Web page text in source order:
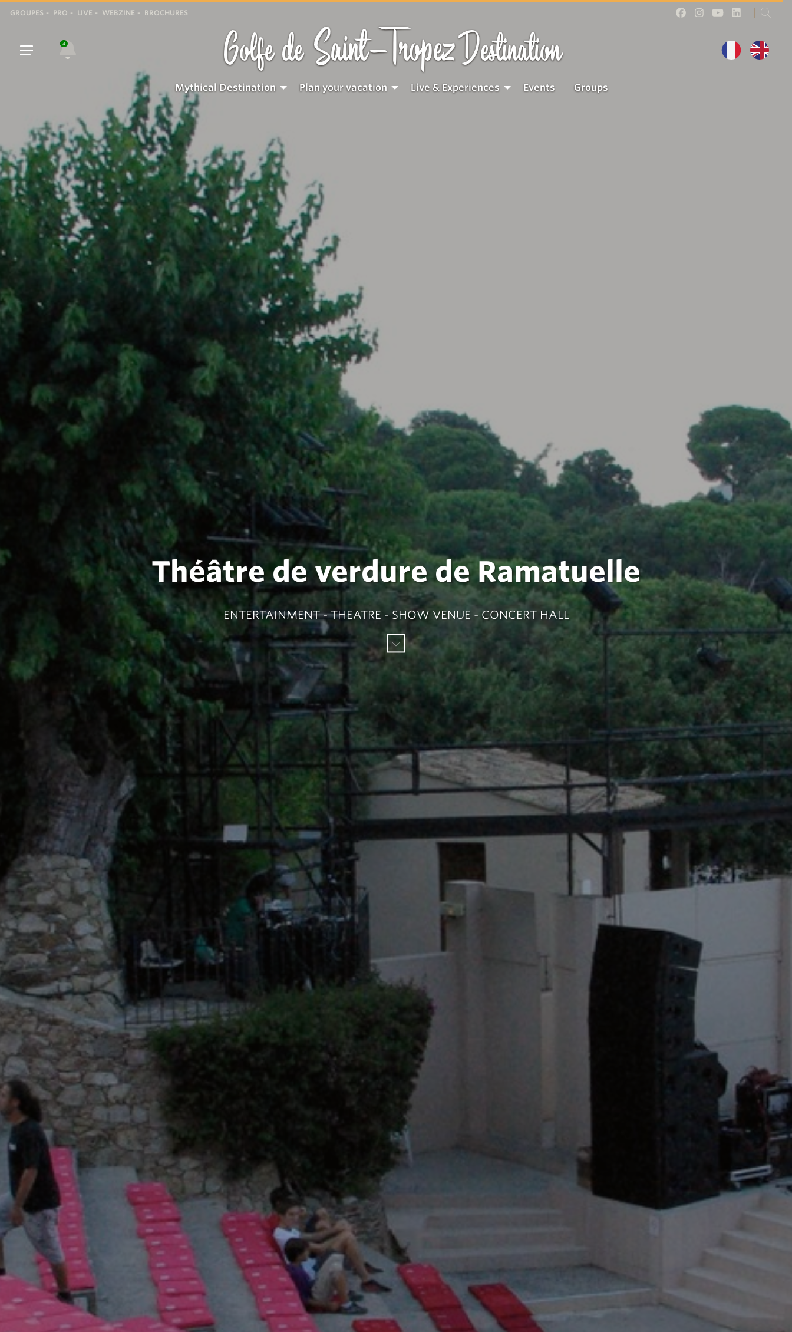
GROUPES PRO LIVE WEBZINE BROCHURES
4 Golfe de Saint-TropezDestination
Mythical Destination Plan your vacation Live & Experiences Events Groups
Théâtre de verdure de Ramatuelle
ENTERTAINMENT - THEATRE - SHOW VENUE - CONCERT HALL